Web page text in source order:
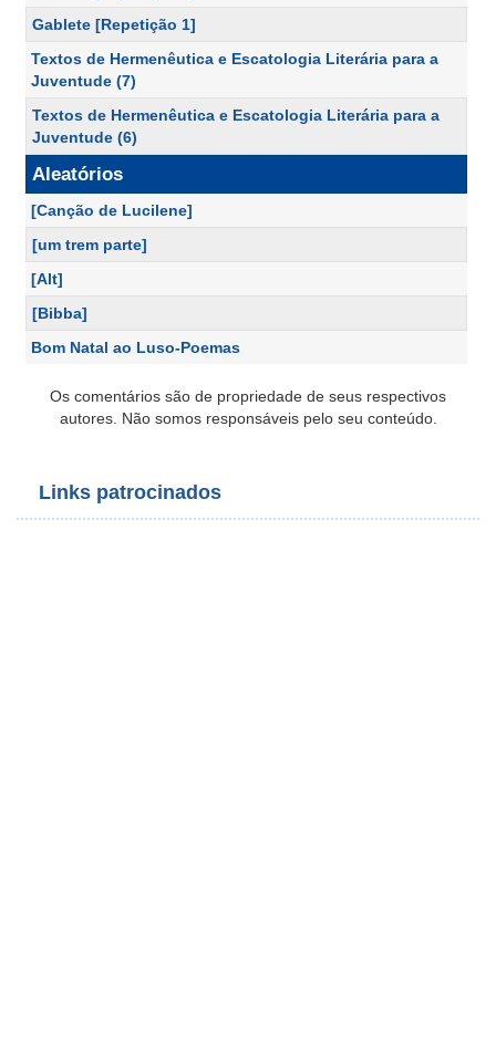
Gablete [Repetição 1]
Textos de Hermenêutica e Escatologia Literária para a
Juventude (7)
Textos de Hermenêutica e Escatologia Literária para a
Juventude (6)
Aleatórios
[Canção de Lucilene]
[um trem parte]
[Alt]
[Bibba]
Bom Natal ao Luso-Poemas
Os comentários são de propriedade de seus respectivos
autores. Não somos responsáveis pelo seu conteúdo.
Links patrocinados